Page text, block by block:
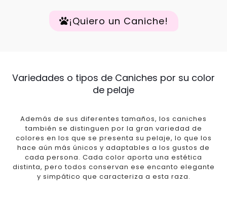
¡Quiero un Caniche!
Variedades o tipos de Caniches por su color
de pelaje
Además de sus diferentes tamaños, los caniches
también se distinguen por la gran variedad de
colores en los que se presenta su pelaje, lo que los
hace aún más únicos y adaptables a los gustos de
cada persona. Cada color aporta una estética
distinta, pero todos conservan ese encanto elegante
y simpático que caracteriza a esta raza.